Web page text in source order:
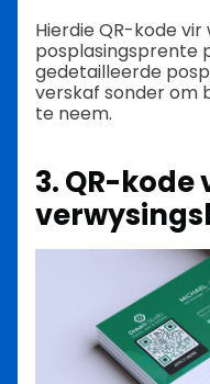
Hierdie QR-kode
posplasingsprente
gedetailleerde
verskaf sonder om
te neem.
3. QR-